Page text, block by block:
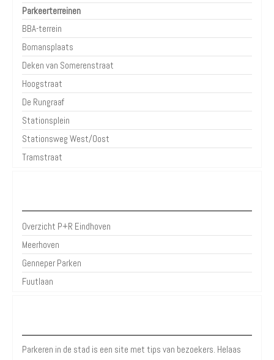
Parkeerterreinen
BBA-terrein
Bomansplaats
Deken van Somerenstraat
Hoogstraat
De Rungraaf
Stationsplein
Stationsweg West/Oost
Tramstraat
Overzicht P+R Eindhoven
Meerhoven
Genneper Parken
Fuutlaan
Parkeren in de stad is een site met tips van bezoekers. Helaas